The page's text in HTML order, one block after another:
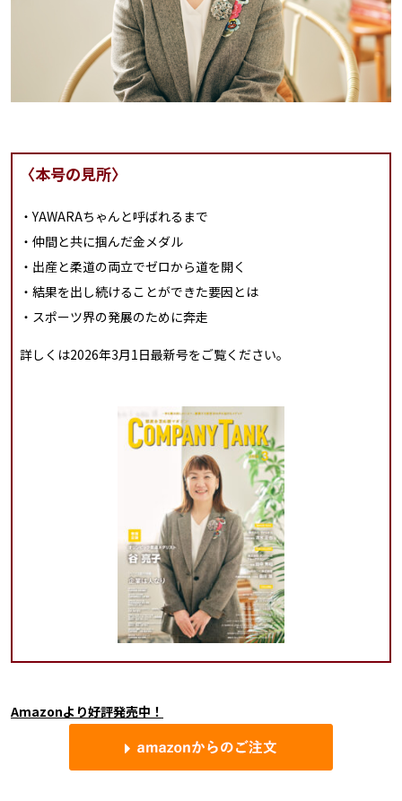
〈本号の見所〉
・YAWARAちゃんと呼ばれるまで
・仲間と共に掴んだ金メダル
・出産と柔道の両立でゼロから道を開く
・結果を出し続けることができた要因とは
・スポーツ界の発展のために奔走
詳しくは2026年3月1日最新号をご覧ください。
Amazonより好評発売中！